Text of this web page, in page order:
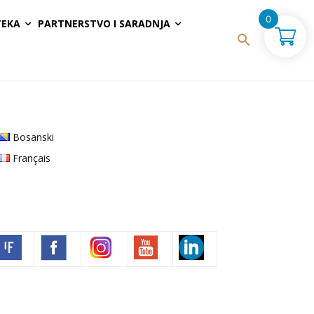
PARTNERSTVO I SARADNJA
Bosanski
Français
0